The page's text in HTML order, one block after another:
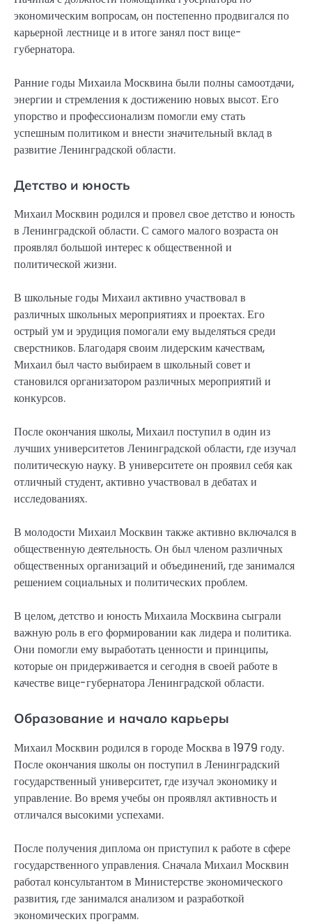
экономическим вопросам, он постепенно продвигался по
карьерной лестнице и в итоге занял пост вице-
губернатора.
Ранние годы Михаила Москвина были полны самоотдачи,
энергии и стремления к достижению новых высот. Его
упорство и профессионализм помогли ему стать
успешным политиком и внести значительный вклад в
развитие Ленинградской области.
Детство и юность
Михаил Москвин родился и провел свое детство и юность
в Ленинградской области. С самого малого возраста он
проявлял большой интерес к общественной и
политической жизни.
В школьные годы Михаил активно участвовал в
различных школьных мероприятиях и проектах. Его
острый ум и эрудиция помогали ему выделяться среди
сверстников. Благодаря своим лидерским качествам,
Михаил был часто выбираем в школьный совет и
становился организатором различных мероприятий и
конкурсов.
После окончания школы, Михаил поступил в один из
лучших университетов Ленинградской области, где изучал
политическую науку. В университете он проявил себя как
отличный студент, активно участвовал в дебатах и
исследованиях.
В молодости Михаил Москвин также активно включался в
общественную деятельность. Он был членом различных
общественных организаций и объединений, где занимался
решением социальных и политических проблем.
В целом, детство и юность Михаила Москвина сыграли
важную роль в его формировании как лидера и политика.
Они помогли ему выработать ценности и принципы,
которые он придерживается и сегодня в своей работе в
качестве вице-губернатора Ленинградской области.
Образование и начало карьеры
Михаил Москвин родился в городе Москва в 1979 году.
После окончания школы он поступил в Ленинградский
государственный университет, где изучал экономику и
управление. Во время учебы он проявлял активность и
отличался высокими успехами.
После получения диплома он приступил к работе в сфере
государственного управления. Сначала Михаил Москвин
работал консультантом в Министерстве экономического
развития, где занимался анализом и разработкой
экономических программ.